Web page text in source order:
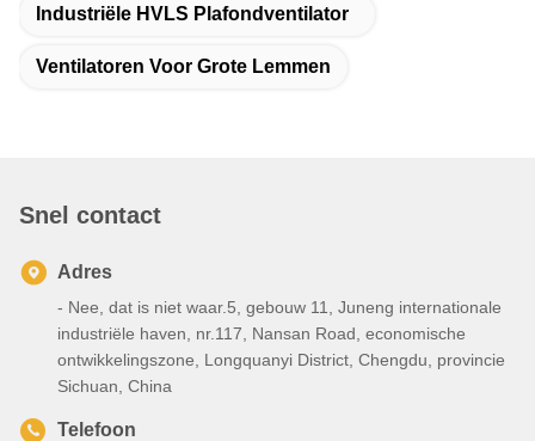
Industriële HVLS Plafondventilator
Ventilatoren Voor Grote Lemmen
Snel contact
Adres
- Nee, dat is niet waar.5, gebouw 11, Juneng internationale
industriële haven, nr.117, Nansan Road, economische
ontwikkelingszone, Longquanyi District, Chengdu, provincie
Sichuan, China
Telefoon